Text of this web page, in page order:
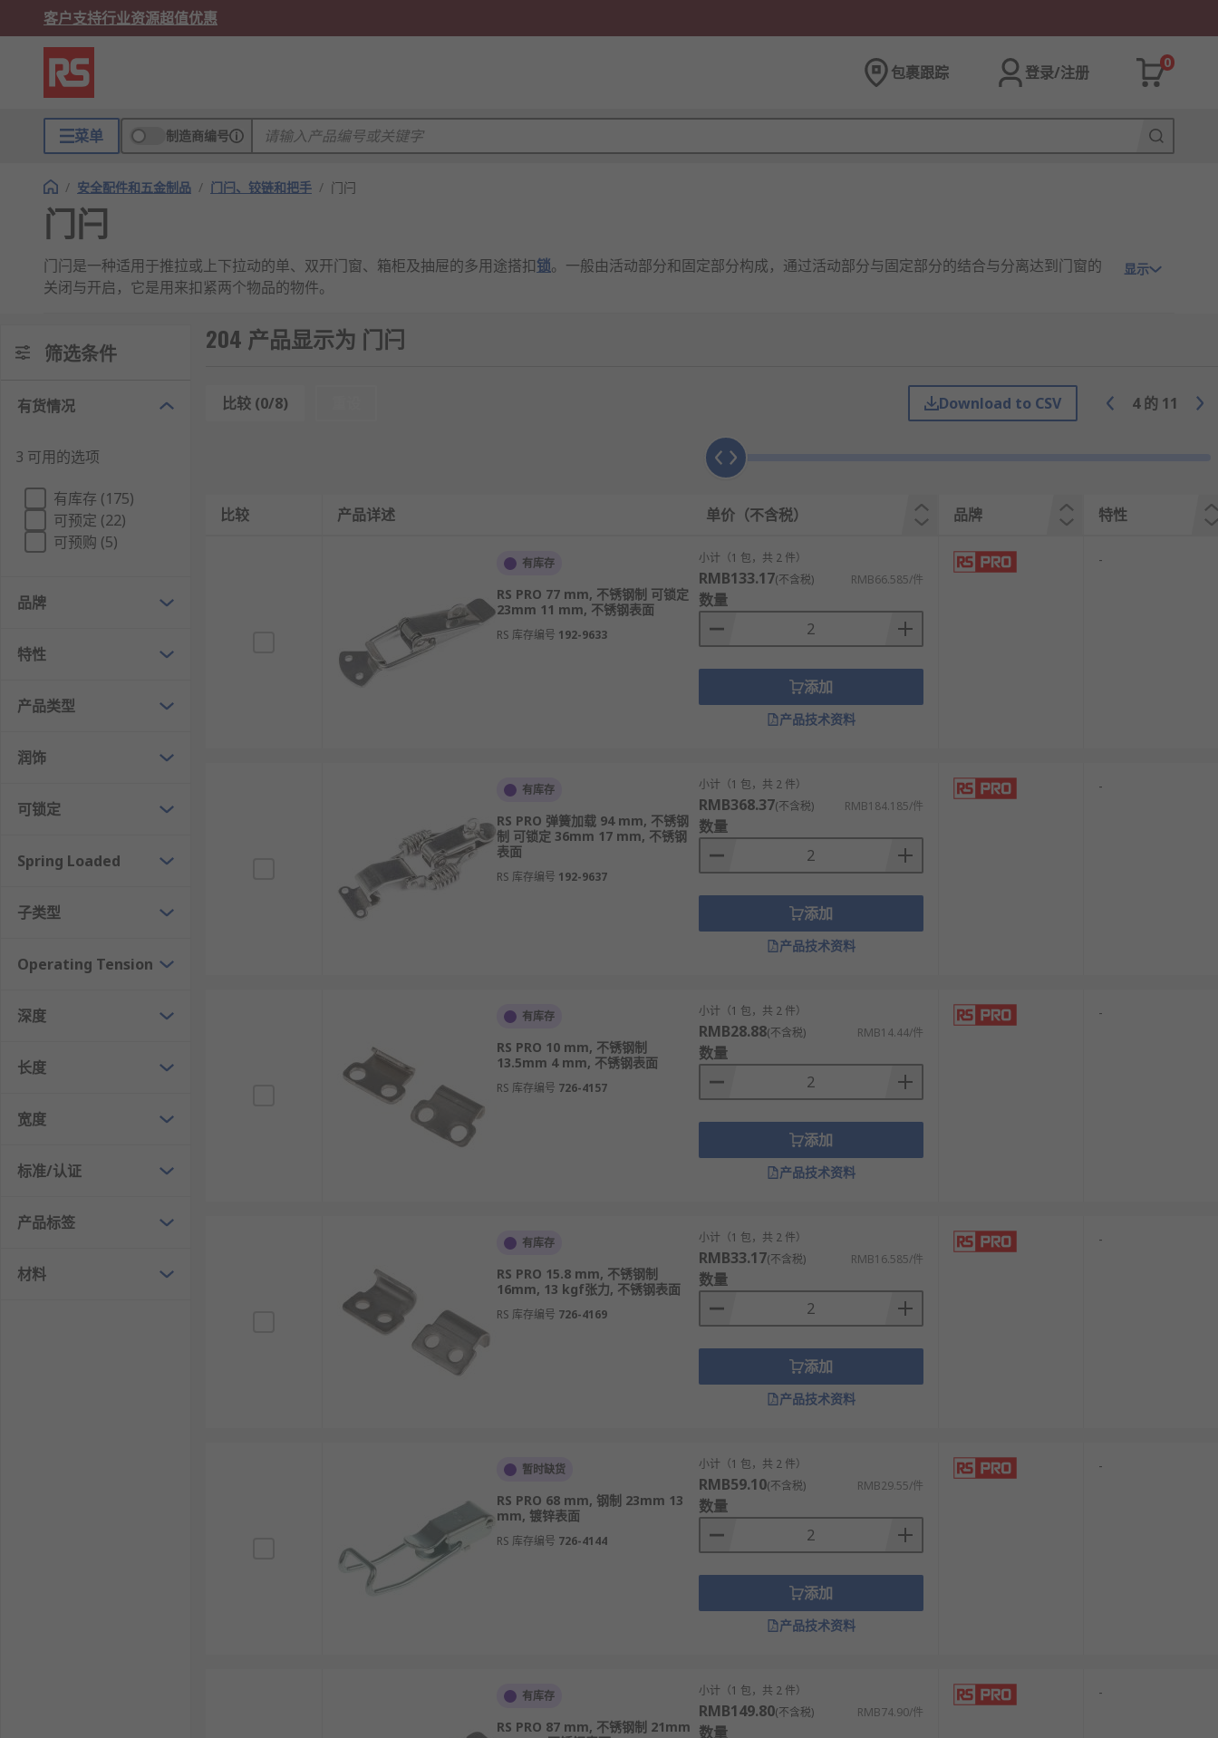
客户支持行业资源超值优惠
包裹跟踪 登录/注册
0
菜单 制造商编号
/ 安全配件和五金制品 / 门闩、铰链和把手 / 门闩
门闩
门闩是一种适用于推拉或上下拉动的单、双开门窗、箱柜及抽屉的多用途搭扣锁。一般由活动部分和固定部分构成，通过活动部分与固定部分的结合与分离达到门窗的
关闭与开启，它是用来扣紧两个物品的物件。
门闩的类型
门闩有多种形式，适用于种类的门，例如：内门、橱柜和储物箱等。
扳钮门闩校准的凸轮可确保在门闩关闭时，保持锁定到位。
门闩内置了杠杆作用，您只需用很小的力即可打开安全锁。由于兼具可靠性和易用性，它们通常用于工具箱或其他重型容器。
门闩的材质和表面
门闩有多种材质和表面润饰供您选择，坚固可靠，表面效果美观。例如：不锈钢门闩可确保其在室外的耐用性，经过电镀能增强防腐蚀性。
欢迎查看和订购
RS 的门闩及相关产品，订购现货24小时内发货，线上下单满额免运费。
显示
筛选条件
有货情况
3 可用的选项
有库存 (175)
可预定 (22)
可预购 (5)
品牌
特性
产品类型
润饰
可锁定
Spring Loaded
子类型
Operating Tension
深度
长度
宽度
标准/认证
产品标签
材料
204 产品显示为 门闩
比较 (0/8) Download to CSV 4 的 11
比较 产品详述 单价（不含税） 品牌 特性
有库存
RS PRO 77 mm, 不锈钢制 可锁定
23mm 11 mm, 不锈钢表面
RS 库存编号 192-9633
小计（1 包，共 2 件）
RMB133.17(不含税) RMB66.585/件
数量
添加
产品技术资料
-
有库存
RS PRO 弹簧加载 94 mm, 不锈钢
制 可锁定 36mm 17 mm, 不锈钢
表面
RS 库存编号 192-9637
小计（1 包，共 2 件）
RMB368.37(不含税) RMB184.185/件
数量
添加
产品技术资料
-
有库存
RS PRO 10 mm, 不锈钢制
13.5mm 4 mm, 不锈钢表面
RS 库存编号 726-4157
小计（1 包，共 2 件）
RMB28.88(不含税) RMB14.44/件
数量
添加
产品技术资料
-
有库存
RS PRO 15.8 mm, 不锈钢制
16mm, 13 kgf张力, 不锈钢表面
RS 库存编号 726-4169
小计（1 包，共 2 件）
RMB33.17(不含税) RMB16.585/件
数量
添加
产品技术资料
-
暂时缺货
RS PRO 68 mm, 钢制 23mm 13
mm, 镀锌表面
RS 库存编号 726-4144
小计（1 包，共 2 件）
RMB59.10(不含税) RMB29.55/件
数量
添加
产品技术资料
-
有库存
RS PRO 87 mm, 不锈钢制 21mm
小计（1 包，共 2 件）
RMB149.80(不含税) RMB74.90/件
数量
-